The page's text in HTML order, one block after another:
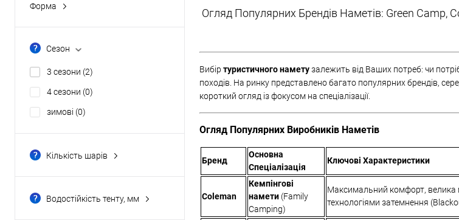
Форма
нестандартна
півсфера(2)
Показати ще 2
Сезон
3 сезони (2)
4 сезони (0)
зимові (0)
Кількість шарів
Водостійкість тенту, мм
Огляд Популярних Брендів Наметів: Green Camp,
Вибір туристичного наметузалежить від Ваших потреб: чи
походів. На ринку представлено багато популярних брендів,
короткий огляд із фокусом на спеціалізації.
Огляд Популярних Виробників Наметів
Бренд
Основна
Спеціалізація
Ключові Характеристики
Coleman
Кемпінгові
намети (Family
Camping)
Максимальний комфорт, велика
технологіями затемнення